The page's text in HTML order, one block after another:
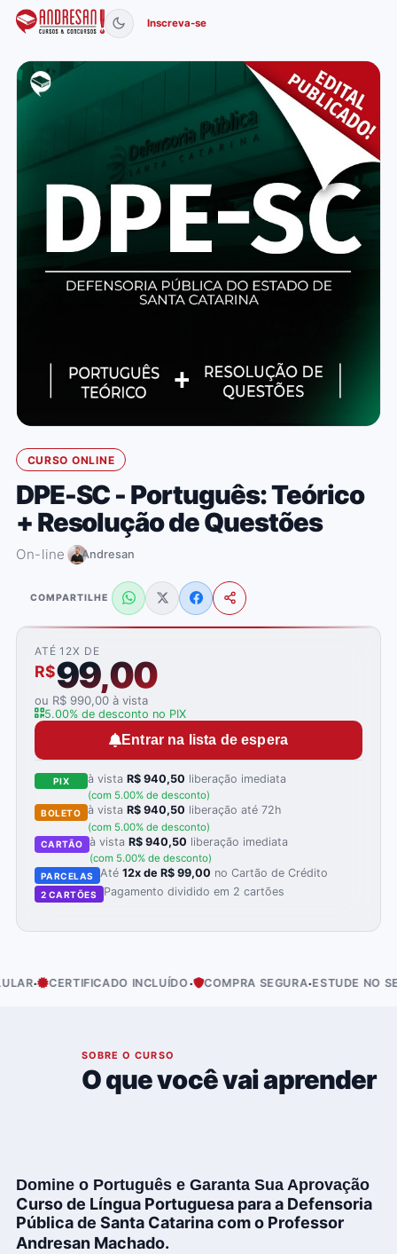
Inscreva-se
CURSO ONLINE
DPE-SC - Português: Teórico
+ Resolução de Questões
On-line Andresan
COMPARTILHE
ATÉ 12X DE
R$99,00
ou R$ 990,00 à vista
5.00% de desconto no PIX
Entrar na lista de espera
PIX à vistaR$ 940,50 liberação imediata
(com 5.00% de desconto)
BOLETO à vistaR$ 940,50 liberação até 72h
(com 5.00% de desconto)
CARTÃO à vista R$ 940,50 liberação imediata
(com 5.00% de desconto)
PARCELAS Até12x de R$ 99,00 no Cartão de Crédito
2 CARTÕES Pagamento dividido em 2 cartões
· CERTIFICADO INCLUÍDO· COMPRA SEGURA·ESTUDE NO SEU
SOBRE O CURSO
O que você vai aprender
Domine o Português e Garanta Sua Aprovação
Curso de Língua Portuguesa para a Defensoria
Pública de Santa Catarina com o Professor
Andresan Machado.